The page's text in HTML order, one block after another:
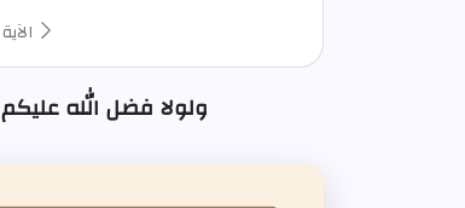
ولولا فضل الله عليكم